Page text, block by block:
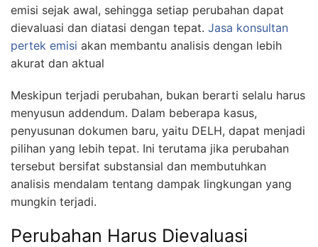
emisi sejak awal, sehingga setiap perubahan dapat
dievaluasi dan diatasi dengan tepat. Jasa konsultan
pertek emisi akan membantu analisis dengan lebih
akurat dan aktual
Meskipun terjadi perubahan, bukan berarti selalu harus
menyusun addendum. Dalam beberapa kasus,
penyusunan dokumen baru, yaitu DELH, dapat menjadi
pilihan yang lebih tepat. Ini terutama jika perubahan
tersebut bersifat substansial dan membutuhkan
analisis mendalam tentang dampak lingkungan yang
mungkin terjadi.
Perubahan Harus Dievaluasi